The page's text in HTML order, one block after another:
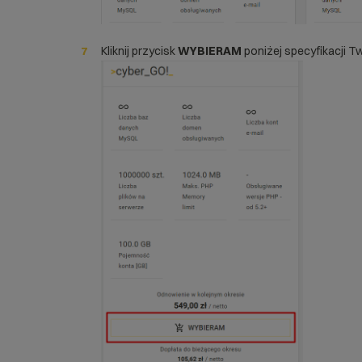
Kliknij przyciskWYBIERAM poniżej specyfikacji